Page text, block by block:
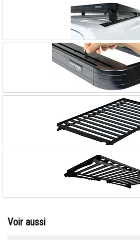
Voir aussi